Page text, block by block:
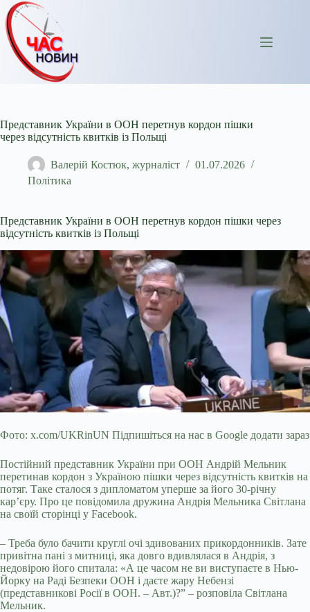
Перейти
до
вмісту
Представник України в ООН перетнув кордон пішки
через відсутність квитків із Польщі
Валерій Костюк, журналіст
01.07.2026
Політика
Представник України в ООН перетнув кордон пішки через
відсутність квитків із Польщі
Фото: x.com/UKRinUN Підпишіться на нас в Google додати зараз
Постійний представник України при ООН Андрій Мельник
перетинав кордон з Україною пішки через відсутність квитків на
потяг. Таке сталося з дипломатом уперше за його 30-річну
карʼєру. Про це повідомила дружина Андрія Мельника Світлана
на своїй сторінці у Facebook.
– Треба було бачити круглі очі здивованих прикордонників. Зате
привітна пані з митниці, яка довго вдивлялася в Андрія, з
недовірою його спитала: «А це часом не ви виступаєте в Нью-
Йорку на Раді Безпеки ООН і даєте жару Небензі
(представникові Росії в ООН. – Авт.)?” – розповіла Світлана
Мельник.